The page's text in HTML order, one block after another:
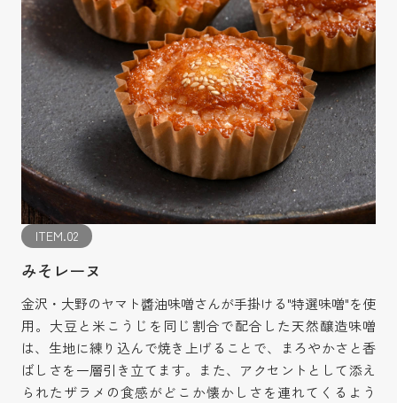
ITEM.02
みそレーヌ
金沢・大野のヤマト醬油味噌さんが手掛ける"特選味噌"を使
用。大豆と米こうじを同じ割合で配合した天然醸造味噌
は、生地に練り込んで焼き上げることで、まろやかさと香
ばしさを一層引き立てます。また、アクセントとして添え
られたザラメの食感がどこか懐かしさを連れてくるよう